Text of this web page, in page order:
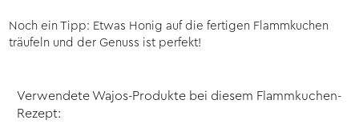
Noch ein Tipp: Etwas Honig auf die fertigen Flammkuchen
träufeln und der Genuss ist perfekt!
Verwendete Wajos-Produkte bei diesem Flammkuchen-
Rezept: